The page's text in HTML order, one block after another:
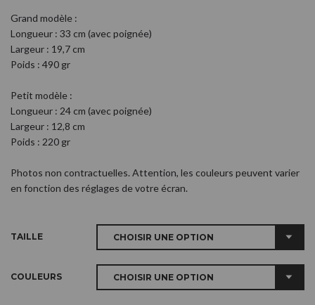
Grand modèle :
Longueur : 33 cm (avec poignée)
Largeur : 19,7 cm
Poids : 490 gr
Petit modèle :
Longueur : 24 cm (avec poignée)
Largeur : 12,8 cm
Poids : 220 gr
Photos non contractuelles. Attention, les couleurs peuvent varier
en fonction des réglages de votre écran.
TAILLE
COULEURS